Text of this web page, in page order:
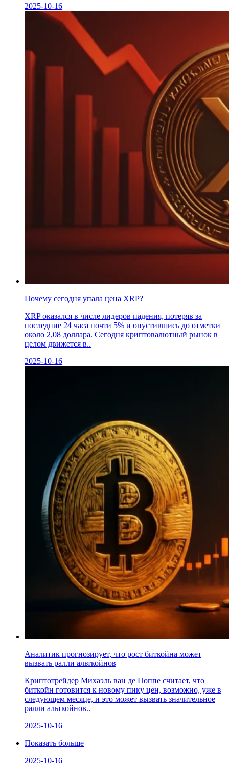
2025-10-16
Почему сегодня упала цена XRP?
XRP оказался в числе лидеров падения, потеряв за
последние 24 часа почти 5% и опустившись до отметки
около 2,08 доллара. Сегодня криптовалютный рынок в
целом движется в..
2025-10-16
Аналитик прогнозирует, что рост биткойна может
вызвать ралли альткойнов
Криптотрейдер Михаэль ван де Поппе считает, что
биткойн готовится к новому пику цен, возможно, уже в
следующем месяце, и это может вызвать значительное
ралли альткойнов..
2025-10-16
Показать больше
2025-10-16